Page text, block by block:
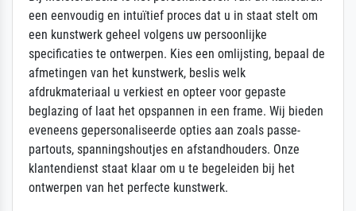
een eenvoudig en intuïtief proces dat u in staat stelt om
een kunstwerk geheel volgens uw persoonlijke
specificaties te ontwerpen. Kies een omlijsting, bepaal de
afmetingen van het kunstwerk, beslis welk
afdrukmateriaal u verkiest en opteer voor gepaste
beglazing of laat het opspannen in een frame. Wij bieden
eveneens gepersonaliseerde opties aan zoals passe-
partouts, spanningshoutjes en afstandhouders. Onze
klantendienst staat klaar om u te begeleiden bij het
ontwerpen van het perfecte kunstwerk.